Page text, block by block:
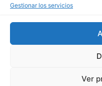
Gestionar los servicios
Ver
Política de